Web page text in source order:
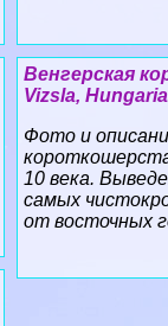
Венгерская
Vizsla,
Фото и
10 века.
самых
от восточных